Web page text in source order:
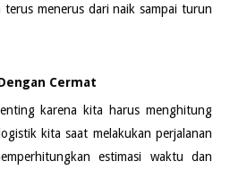
terus menerus dari naik sampai turun
Cermat
karena kita harus menghitung
kita saat melakukan perjalanan
estimasi waktu dan